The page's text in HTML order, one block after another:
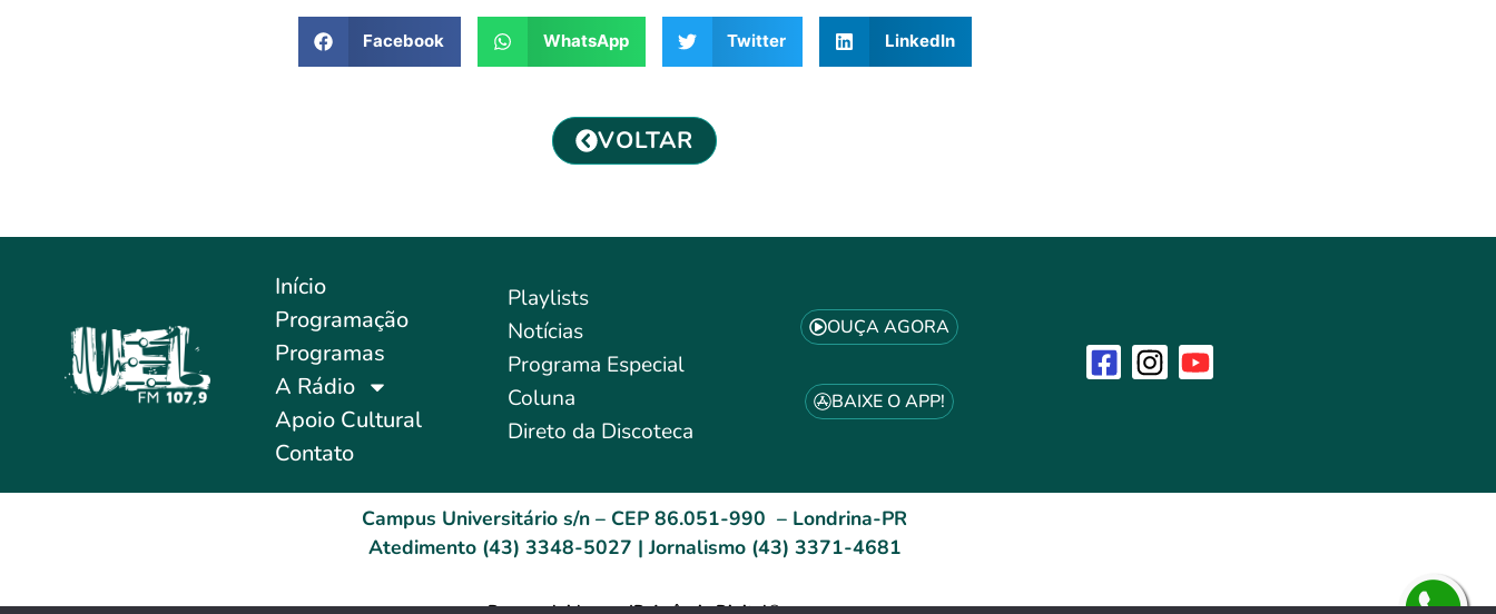
Facebook WhatsApp Twitter LinkedIn
VOLTAR
Início
Programação
Programas
A Rádio
Apoio Cultural
Contato
Playlists
Notícias
Programa Especial
Coluna
Direto da Discoteca
OUÇA AGORA
BAIXE O APP!
Campus Universitário s/n – CEP 86.051-990 – Londrina-PR
Atedimento (43) 3348-5027 | Jornalismo (43) 3371-4681